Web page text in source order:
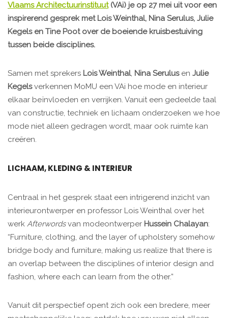
Vlaams Architectuurinstituut(VAi) je op 27 mei uit voor een
inspirerend gesprek met Lois Weinthal, Nina Serulus, Julie
Kegels en Tine Poot over de boeiende kruisbestuiving
tussen beide disciplines.
Samen met sprekers Lois Weinthal, Nina Serulusen Julie
Kegelsverkennen MoMU een VAi hoe mode en interieur
elkaar beïnvloeden en verrijken. Vanuit een gedeelde taal
van constructie, techniek en lichaam onderzoeken we hoe
mode niet alleen gedragen wordt, maar ook ruimte kan
creëren.
LICHAAM, KLEDING & INTERIEUR
Centraal in het gesprek staat een intrigerend inzicht van
interieurontwerper en professor Lois Weinthal over het
werk Afterwordsvan modeontwerper Hussein Chalayan:
“Furniture, clothing, and the layer of upholstery somehow
bridge body and furniture, making us realize that there is
an overlap between the disciplines of interior design and
fashion, where each can learn from the other.”
Vanuit dit perspectief opent zich ook een bredere, meer